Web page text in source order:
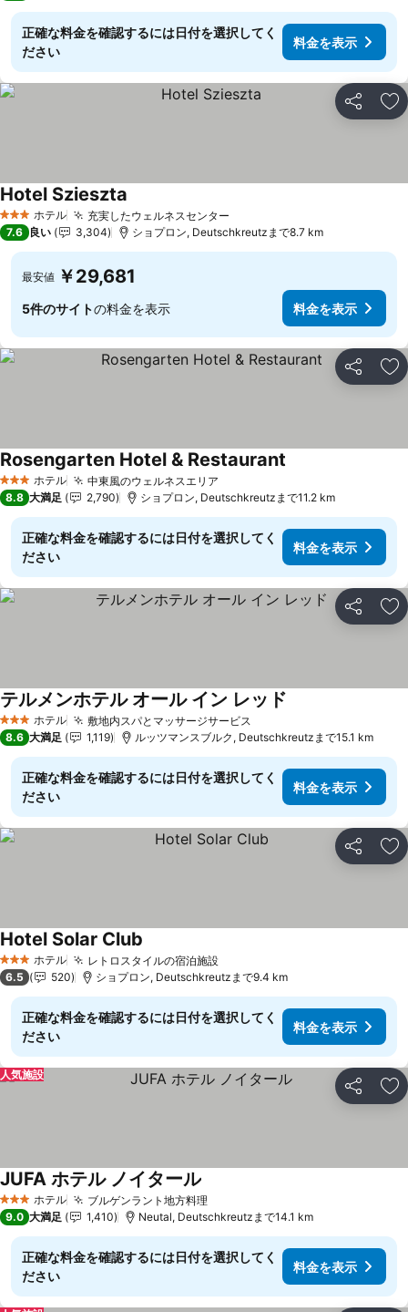
正確な料金を確認するには日付を選択してく
ださい
料金を表示
シェア お
3 ホテルのランク
ホテル 充実したウェルネスセンター
Hotel Szieszta
7.6 良い 3,304 ショプロン, Deutschkreutzまで8.7 km
最安値 ￥29,681
5件のサイトの料金を表示 料金を表示
シェア お
3 ホテルのランク
ホテル 中東風のウェルネスエリア
Rosengarten Hotel & Restaurant
8.8 大満足 2,790 ショプロン, Deutschkreutzまで11.2 km
正確な料金を確認するには日付を選択してく
ださい
料金を表示
シェア お
3 ホテルのランク
ホテル 敷地内スパとマッサージサービス
テルメンホテル オール イン レッド
8.6 大満足 1,119 ルッツマンスブルク, Deutschkreutzまで15.1 km
正確な料金を確認するには日付を選択してく
ださい
料金を表示
シェア お
3 ホテルのランク
ホテル レトロスタイルの宿泊施設料金を表示
Hotel Solar Club
6.5 520 ショプロン, Deutschkreutzまで9.4 km
正確な料金を確認するには日付を選択してく
ださい
料金を表示
シェア お
人気施設
3 ホテルのランク
ホテル ブルゲンラント地方料理料金を表示
JUFA ホテル ノイタール
9.0 大満足 1,410 Neutal, Deutschkreutzまで14.1 km
正確な料金を確認するには日付を選択してく
ださい
料金を表示